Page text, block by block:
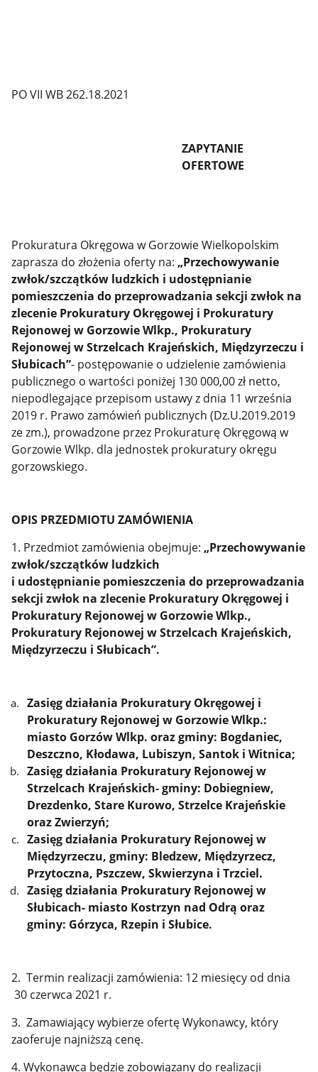
PO VII WB 262.18.2021
ZAPYTANIE
OFERTOWE
Prokuratura Okręgowa w Gorzowie Wielkopolskim
zaprasza do złożenia oferty na: „Przechowywanie
zwłok/szczątków ludzkich i udostępnianie
pomieszczenia do przeprowadzania sekcji zwłok na
zlecenie Prokuratury Okręgowej i Prokuratury
Rejonowej w Gorzowie Wlkp., Prokuratury
Rejonowej w Strzelcach Krajeńskich, Międzyrzeczu i
Słubicach”- postępowanie o udzielenie zamówienia
publicznego o wartości poniżej 130 000,00 zł netto,
niepodlegające przepisom ustawy z dnia 11 września
2019 r. Prawo zamówień publicznych (Dz.U.2019.2019
ze zm.), prowadzone przez Prokuraturę Okręgową w
Gorzowie Wlkp. dla jednostek prokuratury okręgu
gorzowskiego.
OPIS PRZEDMIOTU ZAMÓWIENIA
1. Przedmiot zamówienia obejmuje: „Przechowywanie
zwłok/szczątków ludzkich
i udostępnianie pomieszczenia do przeprowadzania
sekcji zwłok na zlecenie Prokuratury Okręgowej i
Prokuratury Rejonowej w Gorzowie Wlkp.,
Prokuratury Rejonowej w Strzelcach Krajeńskich,
Międzyrzeczu i Słubicach”.
Zasięg działania Prokuratury Okręgowej i
Prokuratury Rejonowej w Gorzowie Wlkp.:
miasto Gorzów Wlkp. oraz gminy: Bogdaniec,
Deszczno, Kłodawa, Lubiszyn, Santok i Witnica;
Zasięg działania Prokuratury Rejonowej w
Strzelcach Krajeńskich- gminy: Dobiegniew,
Drezdenko, Stare Kurowo, Strzelce Krajeńskie
oraz Zwierzyń;
Zasięg działania Prokuratury Rejonowej w
Międzyrzeczu, gminy: Bledzew, Międzyrzecz,
Przytoczna, Pszczew, Skwierzyna i Trzciel.
Zasięg działania Prokuratury Rejonowej w
Słubicach- miasto Kostrzyn nad Odrą oraz
gminy: Górzyca, Rzepin i Słubice.
2. Termin realizacji zamówienia: 12 miesięcy od dnia
30 czerwca 2021 r.
3. Zamawiający wybierze ofertę Wykonawcy, który
zaoferuje najniższą cenę.
4. Wykonawca będzie zobowiązany do realizacji